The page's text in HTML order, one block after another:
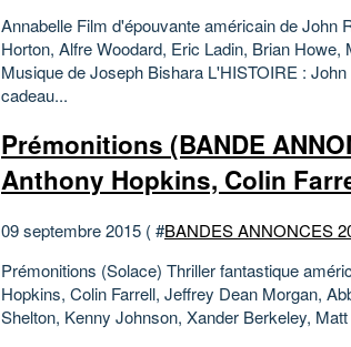
Annabelle Film d'épouvante américain de John
Horton, Alfre Woodard, Eric Ladin, Brian
Musique de Joseph Bishara L'HISTOIRE :
cadeau...
Prémonitions (BANDE
Anthony Hopkins, Colin
09 septembre 2015 ( #BANDES ANNONCES
Prémonitions (Solace) Thriller fantastique
Hopkins, Colin Farrell, Jeffrey Dean Morgan,
Shelton, Kenny Johnson, Xander Berkeley,